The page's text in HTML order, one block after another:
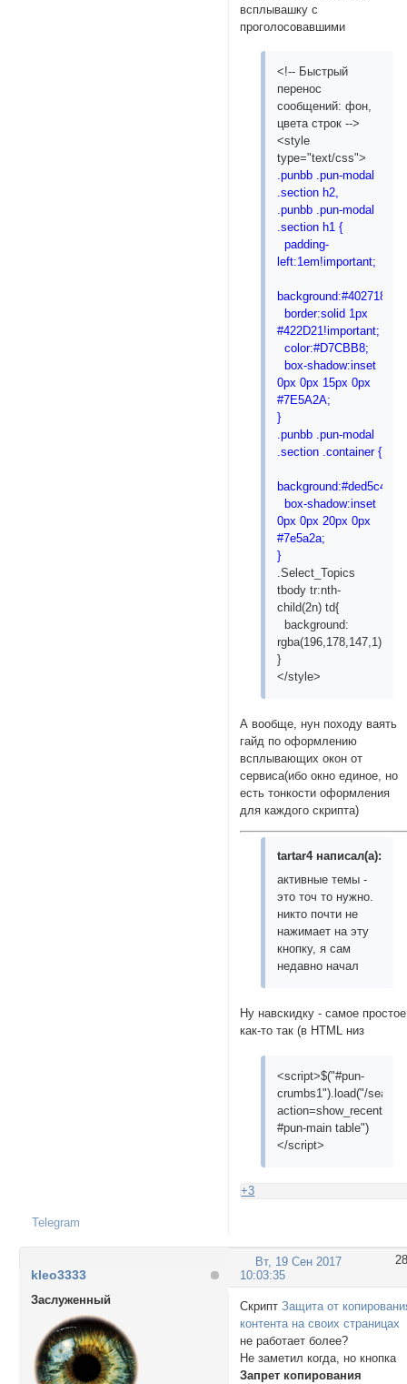
всплывашку с
проголосовавшими
<!-- Быстрый
перенос
сообщений: фон,
цвета строк -->
<style
type="text/css">
.punbb .pun-modal
.section h2,
.punbb .pun-modal
.section h1 {
padding-
left:1em!important;
border:solid 1px
#422D21!important;
color:#D7CBB8;
box-shadow:inset
0px 0px 15px 0px
#7E5A2A;
}
.punbb .pun-modal
.section .container {
box-shadow:inset
0px 0px 20px 0px
#7e5a2a;
}
.Select_Topics
tbody tr:nth-
child(2n) td{
background:
rgba(196,178,147,1);
}
</style>
А вообще, нун походу ваять
гайд по оформлению
всплывающих окон от
сервиса(ибо окно единое, но
есть тонкости оформления
для каждого скрипта)
tartar4 написал(а):
активные темы -
это точ то нужно.
никто почти не
нажимает на эту
кнопку, я сам
недавно начал
Ну навскидку - самое
как-то так (в HTML низ
<script>$("#pun-
crumbs1").load("/
action=show_recent
#pun-main table")
</script>
+3
Telegram
28
Вт, 19 Сен 2017
10:03:35
kleo3333
Заслуженный
СкриптЗащита от
контента на своих страницах
не работает более?
Не заметил когда, но кнопка
Запрет копирования